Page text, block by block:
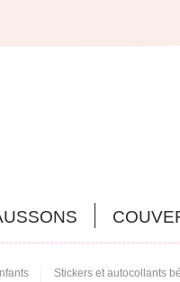
Stickers et autocollants